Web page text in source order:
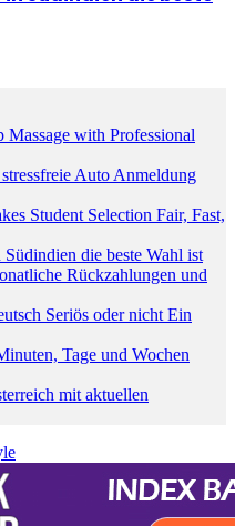
with Professional
Auto Anmeldung
Student Selection Fair, Fast,
die beste Wahl ist
Rückzahlungen und
Seriös oder nicht Ein
Tage und Wochen
mit aktuellen